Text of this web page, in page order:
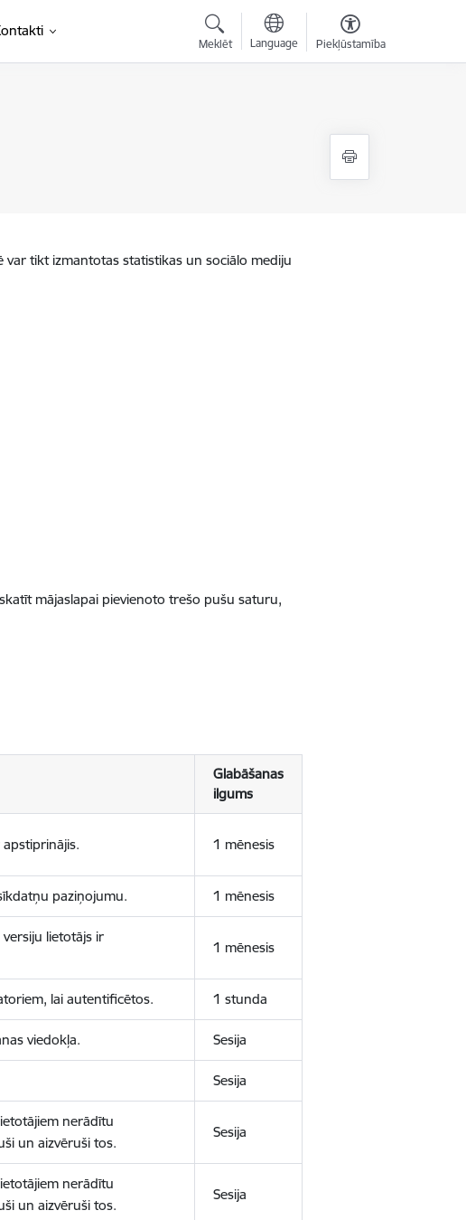
Meklēt Language Piekļūstamība
tikt izmantotas statistikas un sociālo mediju
mājaslapai pievienoto trešo pušu saturu,
Glabāšanas
ilgums
1 mēnesis
paziņojumu. 1 mēnesis
lietotājs ir
1 mēnesis
lai autentificētos. 1 stunda
viedokļa. Sesija
Sesija
nerādītu
un aizvēruši tos.
Sesija
nerādītu
un aizvēruši tos.
Sesija